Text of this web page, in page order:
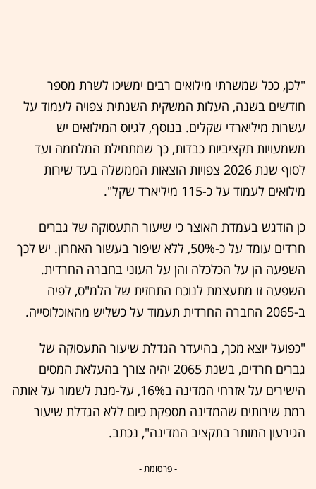
"לכן, ככל שמשרתי מילואים רבים ימשיכו לשרת מספר
חודשים בשנה, העלות המשקית השנתית צפויה לעמוד על
עשרות מיליארדי שקלים. בנוסף, לגיוס המילואים יש
משמעויות תקציביות כבדות, כך שמתחילת המלחמה ועד
לסוף שנת 2026 צפויות הוצאות הממשלה בעד שירות
מילואים לעמוד על כ-115 מיליארד שקל".
כן הודגש בעמדת האוצר כי שיעור התעסוקה של גברים
חרדים עומד על כ-50%, ללא שיפור בעשור האחרון. יש לכך
השפעה הן על הכלכלה והן על העוני בחברה החרדית.
השפעה זו מתעצמת לנוכח התחזית של הלמ"ס, לפיה
ב-2065 החברה החרדית תעמוד על כשליש מהאוכלוסייה.
"כפועל יוצא מכך, בהיעדר הגדלת שיעור התעסוקה של
גברים חרדים, בשנת 2065 יהיה צורך בהעלאת המסים
הישירים על אזרחי המדינה ב16%, על-מנת לשמור על אותה
רמת שירותים שהמדינה מספקת כיום ללא הגדלת שיעור
הגירעון המותר בתקציב המדינה", נכתב.
- פרסומת -